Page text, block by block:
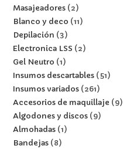
Masajeadores 2
Blanco y deco
11
Depilación
3
Electronica LSS
2
Gel Neutro
1
Insumos descartables 51
Insumos variados 261
Accesorios de maquillaje
9
Algodones y discos 9
Almohadas 1
Bandejas 8